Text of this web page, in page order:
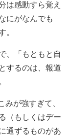
は感動すら覚え
にがなんでも
、「もともと自
するのは、報道
が強すぎて、
（もしくはデー
通ずるものがあ